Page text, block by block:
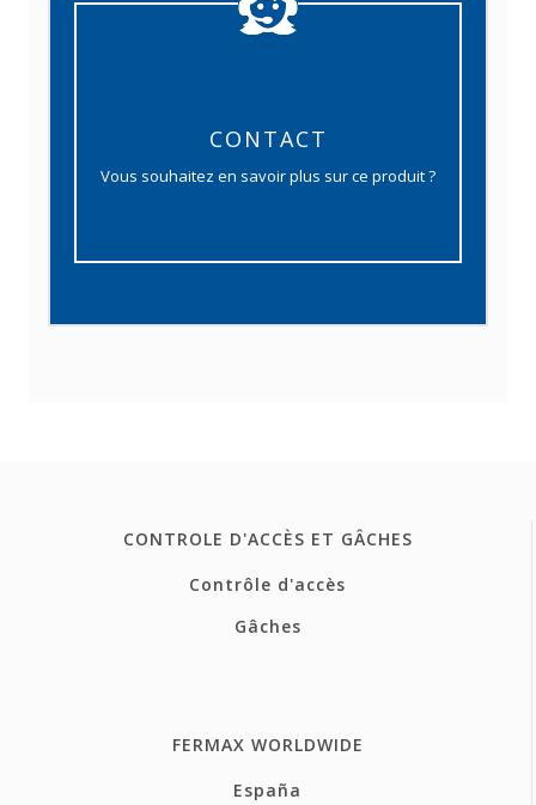
CONTACT
Vous souhaitez en savoir plus sur ce produit ?
CONTROLE D'ACCÈS ET GÂCHES
Contrôle d'accès
Gâches
FERMAX WORLDWIDE
España